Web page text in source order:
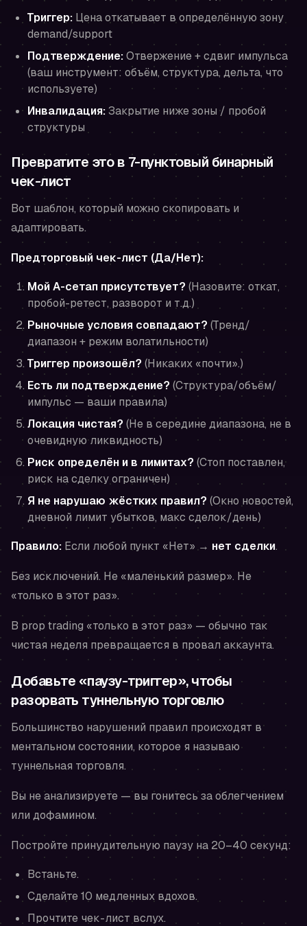
Триггер: Цена откатывает в определённую зону
demand/support
Подтверждение:Отвержение + сдвиг импульса
(ваш инструмент: объём, структура, дельта, что
используете)
Инвалидация: Закрытие ниже зоны / пробой
структуры
Превратите это в 7-пунктовый бинарный
чек-лист
Вот шаблон, который можно скопировать и
адаптировать.
Предторговый чек-лист (Да/Нет):
Мой A-сетап присутствует? (Назовите: откат,
пробой-ретест, разворот и т.д.)
Рыночные условия совпадают? (Тренд/
диапазон + режим волатильности)
Триггер произошёл? (Никаких «почти».)
Есть ли подтверждение? (Структура/объём/
импульс — ваши правила)
Локация чистая? (Не в середине диапазона, не в
очевидную ликвидность)
Риск определён и в лимитах? (Стоп поставлен,
риск на сделку ограничен)
Я не нарушаю жёстких правил? (Окно новостей,
дневной лимит убытков, макс сделок/день)
Правило: Если любой пункт «Нет» → нет сделки.
Без исключений. Не «маленький размер». Не
«только в этот раз».
В prop trading «только в этот раз» — обычно так
чистая неделя превращается в провал аккаунта.
Добавьте «паузу-триггер», чтобы
разорвать туннельную торговлю
Большинство нарушений правил происходят в
ментальном состоянии, которое я называю
туннельная торговля.
Вы не анализируете — вы гонитесь за облегчением
или дофамином.
Постройте принудительную паузу на 20–40 секунд:
Встаньте.
Сделайте 10 медленных вдохов.
Прочтите чек-лист вслух.